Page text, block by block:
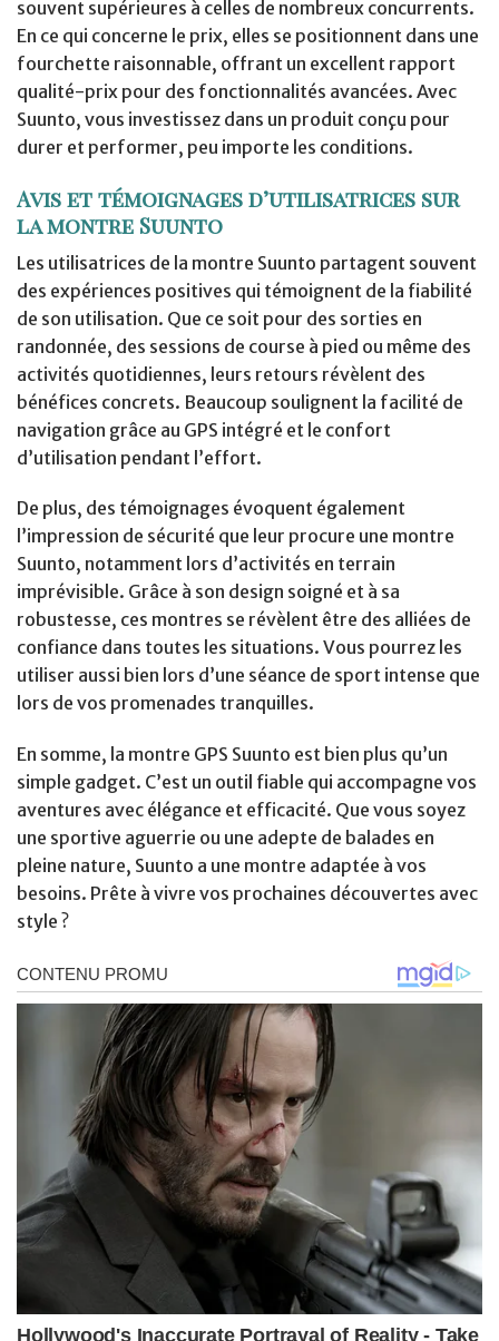
souvent supérieures à celles de nombreux concurrents.
En ce qui concerne le prix, elles se positionnent dans une
fourchette raisonnable, offrant un excellent rapport
qualité-prix pour des fonctionnalités avancées. Avec
Suunto, vous investissez dans un produit conçu pour
durer et performer, peu importe les conditions.
Avis et témoignages d’utilisatrices sur
la montre Suunto
Les utilisatrices de la montre Suunto partagent souvent
des expériences positives qui témoignent de la fiabilité
de son utilisation. Que ce soit pour des sorties en
randonnée, des sessions de course à pied ou même des
activités quotidiennes, leurs retours révèlent des
bénéfices concrets. Beaucoup soulignent la facilité de
navigation grâce au GPS intégré et le confort
d’utilisation pendant l’effort.
De plus, des témoignages évoquent également
l’impression de sécurité que leur procure une montre
Suunto, notamment lors d’activités en terrain
imprévisible. Grâce à son design soigné et à sa
robustesse, ces montres se révèlent être des alliées de
confiance dans toutes les situations. Vous pourrez les
utiliser aussi bien lors d’une séance de sport intense que
lors de vos promenades tranquilles.
En somme, la montre GPS Suunto est bien plus qu’un
simple gadget. C’est un outil fiable qui accompagne vos
aventures avec élégance et efficacité. Que vous soyez
une sportive aguerrie ou une adepte de balades en
pleine nature, Suunto a une montre adaptée à vos
besoins. Prête à vivre vos prochaines découvertes avec
style ?